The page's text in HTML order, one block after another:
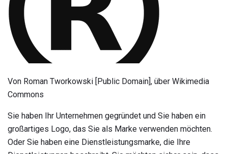
Von Roman Tworkowski [Public Domain], über Wikimedia
Commons
Sie haben Ihr Unternehmen gegründet und Sie haben ein
großartiges Logo, das Sie als Marke verwenden möchten.
Oder Sie haben eine Dienstleistungsmarke, die Ihre